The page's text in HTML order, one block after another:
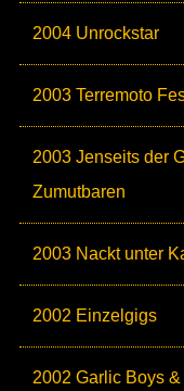
2004 Unrockstar
2003 Terremoto
2003 Jenseits der
Zumutbaren
2003 Nackt unter
2002 Einzelgigs
2002 Garlic Boys